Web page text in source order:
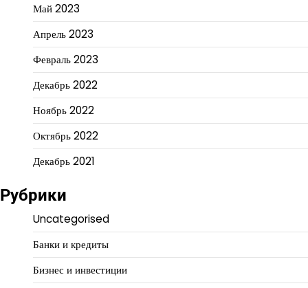
Май 2023
Апрель 2023
Февраль 2023
Декабрь 2022
Ноябрь 2022
Октябрь 2022
Декабрь 2021
Рубрики
Uncategorised
Банки и кредиты
Бизнес и инвестиции